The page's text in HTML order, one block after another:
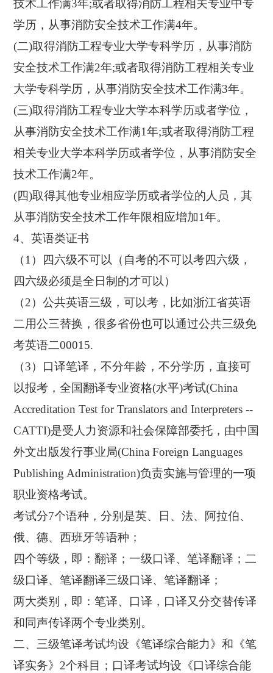
技术工作满3年;或者取得消防工程相关专业中专
学历，从事消防安全技术工作满4年。
(二)取得消防工程专业大学专科学历，从事消防
安全技术工作满2年;或者取得消防工程相关专业
大学专科学历，从事消防安全技术工作满3年。
(三)取得消防工程专业大学本科学历或者学位，
从事消防安全技术工作满1年;或者取得消防工程
相关专业大学本科学历或者学位，从事消防安全
技术工作满2年。
(四)取得其他专业相应学历或者学位的人员，其
从事消防安全技术工作年限相应增加1年。
4、英语类证书
（1）四六级不可以（自考的不可以考四六级，
四六级必须是全日制的才可以）
（2）公共英语三级，可以考，比如浙江省英语
二用公三替换，很多省份也可以通过公共三级免
考英语二00015.
（3）口译笔译，不分年龄，不分学历，直接可
以报考，全国翻译专业资格(水平)考试(China
Accreditation Test for Translators and Interpreters --
CATTI)是受人力资源和社会保障部委托，由中国
外文出版发行事业局(China Foreign Languages
Publishing Administration)负责实施与管理的一项
职业资格考试。
考试分7个语种，分别是英、日、法、阿拉伯、
俄、德、西班牙等语种；
四个等级，即：翻译；一级口译、笔译翻译；二
级口译、笔译翻译三级口译、笔译翻译；
两大类别，即：笔译、口译，口译又分交替传译
和同声传译两个专业类别。
二、三级笔译考试均设《笔译综合能力》和《笔
译实务》2个科目；口译考试均设《口译综合能